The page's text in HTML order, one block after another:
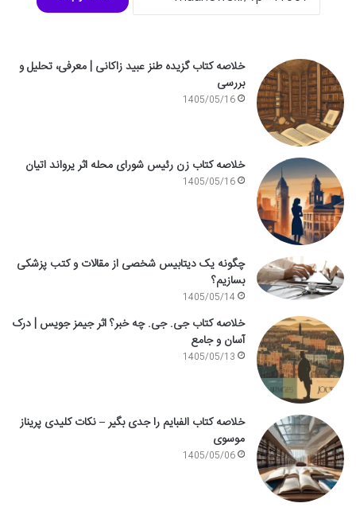
خلاصه کتاب گزیده طنز عبید زاکانی | معرفی، تحلیل و
بررسی
1405/05/16
خلاصه کتاب زن رئیس شورای محله اثر یرواند اتیان
1405/05/16
چگونه یک دیتابیس شخصی از مقالات و کتب پزشکی
بسازیم؟
1405/05/14
خلاصه کتاب جی. جی. چه خبر؟ اثر جیمز جویس | درک
آسان و جامع
1405/05/13
خلاصه کتاب الفبایم را جدی بگیر – نکات کلیدی پریناز
موسوی
1405/05/06